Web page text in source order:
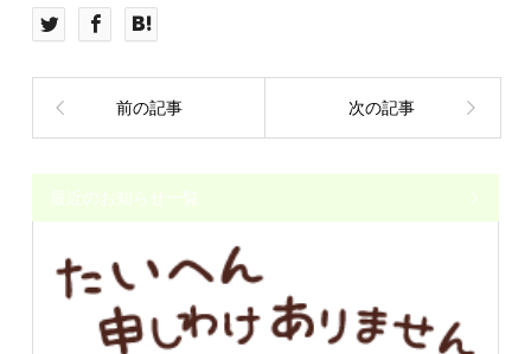
前の記事 次の記事
最近のお知らせ一覧